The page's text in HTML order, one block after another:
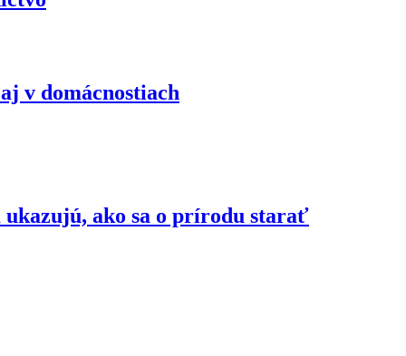
v domácnostiach
ukazujú, ako sa o prírodu starať